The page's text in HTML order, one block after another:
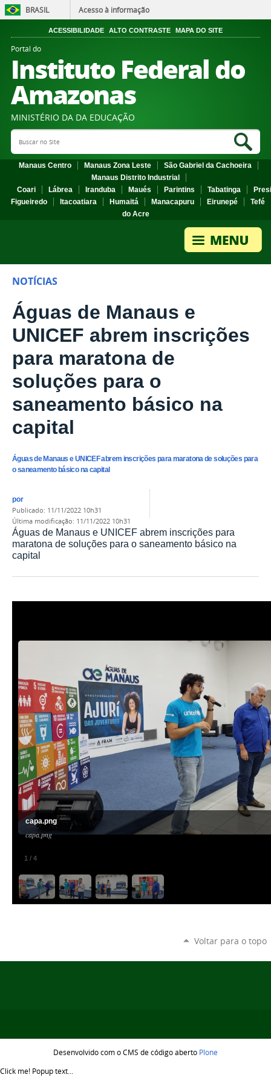
BRASIL Acesso à informação
ACESSIBILIDADE ALTO CONTRASTE MAPA DO SITE
Portal do
Instituto Federal do
Amazonas
MINISTÉRIO DA DA EDUCAÇÃO
Search Site
Manaus Centro Manaus Zona Leste
São Gabriel da Cachoeira
Manaus Distrito Industrial
Coari
Lábrea Iranduba Maués Parintins Tabatinga
Figueiredo
Itacoatiara Humaitá Manacapuru Eirunepé
Tefé
do Acre
NOTÍCIAS
Águas de Manaus e
UNICEF abrem inscrições
para maratona de
soluções para o
saneamento básico na
capital
Águas de Manaus e UNICEF abrem inscrições para maratona de soluções para
o saneamento básico na capital
por
publicado: 11/11/2022 10h31
última modificação: 11/11/2022 10h31
Águas de Manaus e UNICEF abrem inscrições para
maratona de soluções para o saneamento básico na
capital
1 / 4
capa.png
capa.png
Voltar para o topo
Desenvolvido com o CMS de código aberto Plone
Click me! Popup text...